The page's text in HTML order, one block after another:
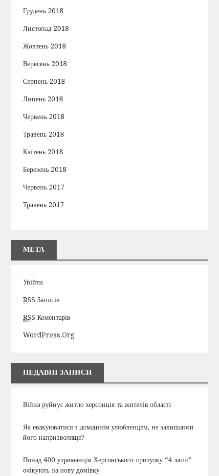
Грудень 2018
Листопад 2018
Жовтень 2018
Вересень 2018
Серпень 2018
Липень 2018
Червень 2018
Травень 2018
Квітень 2018
Березень 2018
Червень 2017
Травень 2017
МЕТА
Увійти
RSS Записів
RSS Коментарів
WordPress.org
НЕДАВНІ ЗАПИСИ
Війна руйнує житло херсонців та жителів області
Як евакуюватися з домашнім улюбленцем, не залишаючи
його напризволяще?
Понад 400 утриманців Херсонського притулку “4 лапи”
очікують на нову домівку